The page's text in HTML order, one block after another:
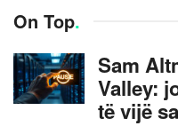
On Top.
Sam
Valley:
të vijë